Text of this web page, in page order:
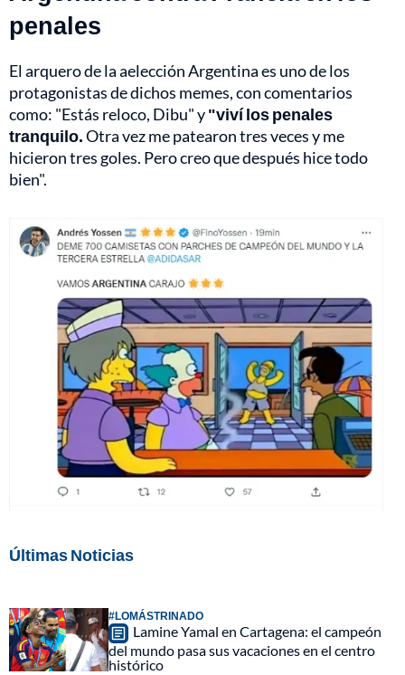
penales
El arquero de la aelección Argentina es uno de los
protagonistas de dichos memes, con comentarios
como: "Estás reloco, Dibu" y"viví los penales
tranquilo.Otra vez me patearon tres veces y me
hicieron tres goles. Pero creo que después hice todo
bien".
Últimas Noticias
#LOMÁSTRINADO
Lamine Yamal en Cartagena: el campeón
del mundo pasa sus vacaciones en el centro
histórico